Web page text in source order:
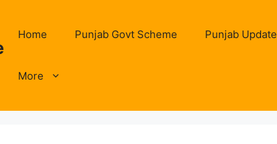
Home Punjab Govt Scheme Punjab Update
More